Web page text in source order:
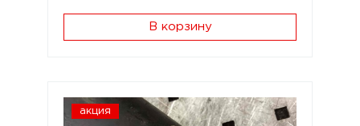
В корзину
акция